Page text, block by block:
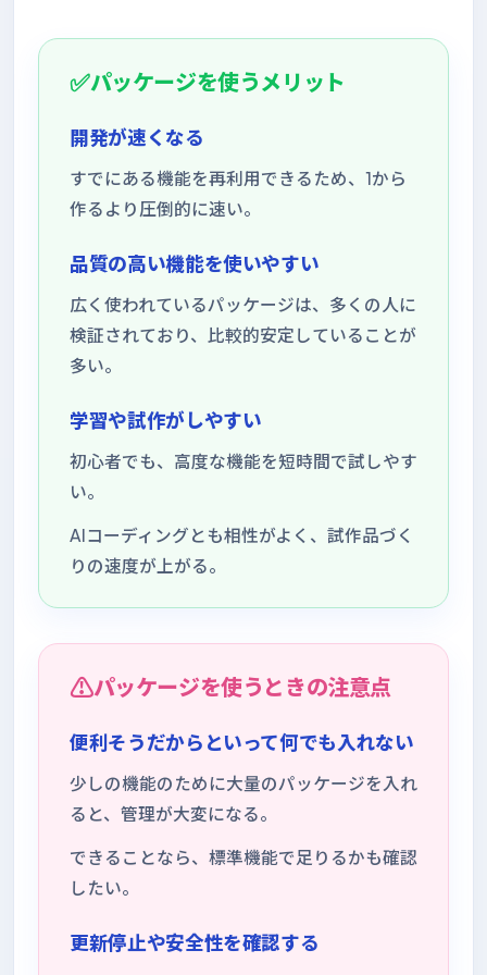
パッケージを使うメリット
開発が速くなる
すでにある機能を再利用できるため、1から
作るより圧倒的に速い。
品質の高い機能を使いやすい
広く使われているパッケージは、多くの人に
検証されており、比較的安定していることが
多い。
学習や試作がしやすい
初心者でも、高度な機能を短時間で試しやす
い。
AIコーディングとも相性がよく、試作品づく
りの速度が上がる。
パッケージを使うときの注意点
便利そうだからといって何でも入れない
少しの機能のために大量のパッケージを入れ
ると、管理が大変になる。
できることなら、標準機能で足りるかも確認
したい。
更新停止や安全性を確認する